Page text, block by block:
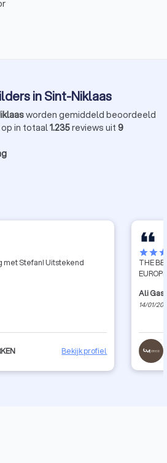
nu een gezellige sfeer
stralends, met de juiste
in Sint-Niklaas
worden gemiddeld beoordeeld
in totaal1.235reviews uit 9
Stefan! Uitstekend
Bekijk profiel
starstar
THE
Ali
14/01/